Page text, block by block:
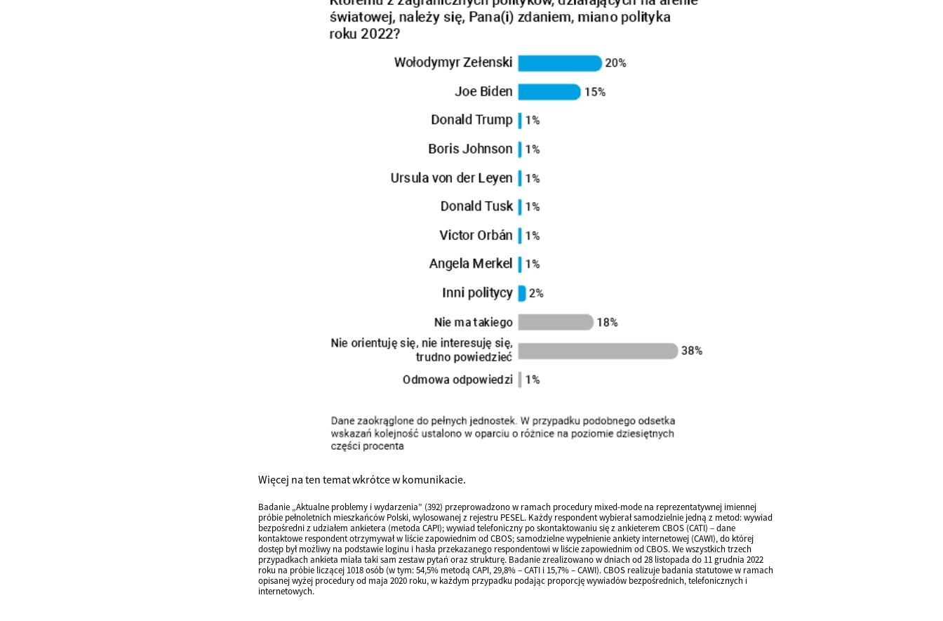
Więcej na ten temat wkrótce w komunikacie.
Badanie „Aktualne problemy i wydarzenia” (392) przeprowadzono w ramach procedury mixed-mode na reprezentatywnej imiennej
próbie pełnoletnich mieszkańców Polski, wylosowanej z rejestru PESEL. Każdy respondent wybierał samodzielnie jedną z metod: wywiad
bezpośredni z udziałem ankietera (metoda CAPI); wywiad telefoniczny po skontaktowaniu się z ankieterem CBOS (CATI) – dane
kontaktowe respondent otrzymywał w liście zapowiednim od CBOS; samodzielne wypełnienie ankiety internetowej (CAWI), do której
dostęp był możliwy na podstawie loginu i hasła przekazanego respondentowi w liście zapowiednim od CBOS. We wszystkich trzech
przypadkach ankieta miała taki sam zestaw pytań oraz strukturę. Badanie zrealizowano w dniach od 28 listopada do 11 grudnia 2022
roku na próbie liczącej 1018 osób (w tym: 54,5% metodą CAPI, 29,8% – CATI i 15,7% – CAWI). CBOS realizuje badania statutowe w ramach
opisanej wyżej procedury od maja 2020 roku, w każdym przypadku podając proporcję wywiadów bezpośrednich, telefonicznych i
internetowych.